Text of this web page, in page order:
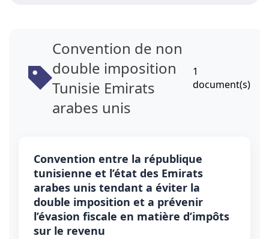
Convention de non
double imposition
Tunisie Emirats
arabes unis
1
document(s)
Convention entre la république
tunisienne et l’état des Emirats
arabes unis tendant a éviter la
double imposition et a prévenir
l’évasion fiscale en matière d’impôts
sur le revenu